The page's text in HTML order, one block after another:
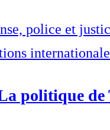
police et
politique de